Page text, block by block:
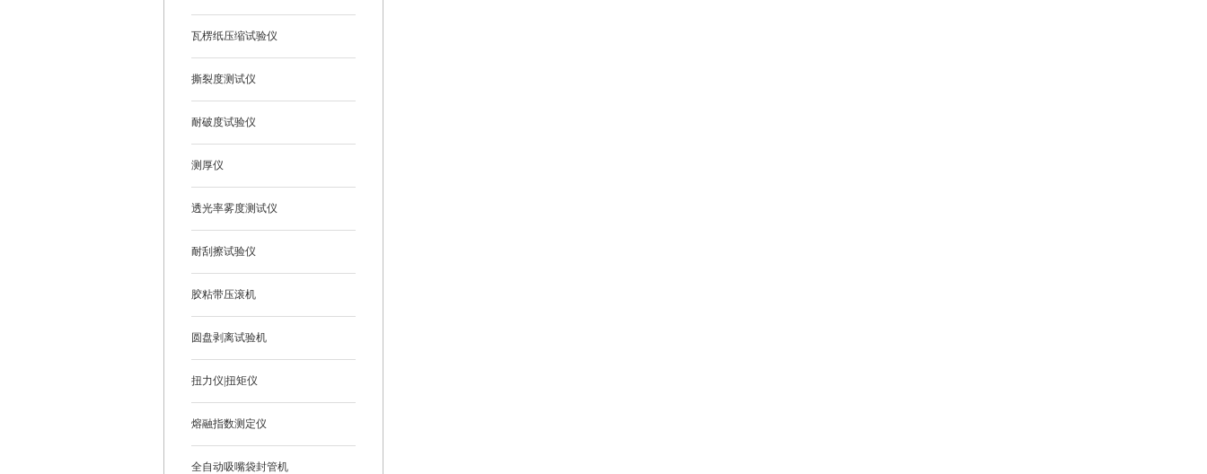
瓦楞纸压缩试验仪
撕裂度测试仪
耐破度试验仪
测厚仪
透光率雾度测试仪
耐刮擦试验仪
胶粘带压滚机
圆盘剥离试验机
扭力仪|扭矩仪
熔融指数测定仪
全自动吸嘴袋封管机